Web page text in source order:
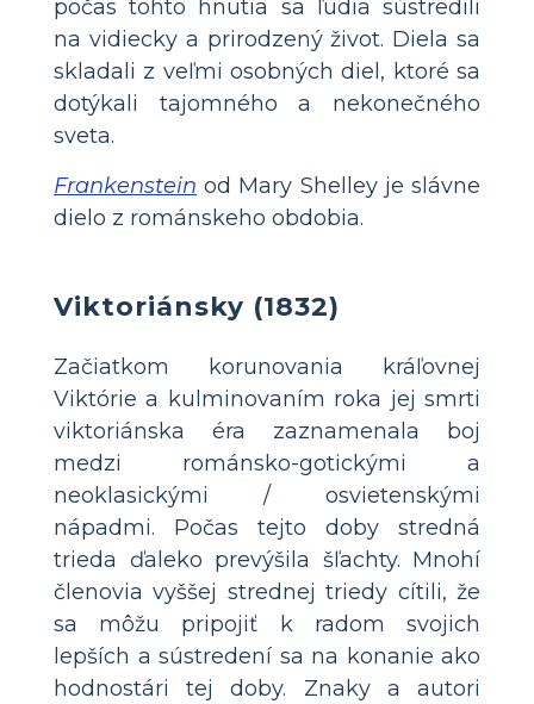
počas tohto hnutia sa ľudia sústredili
na vidiecky a prirodzený život. Diela sa
skladali z veľmi osobných diel, ktoré sa
dotýkali tajomného a nekonečného
sveta.
Frankenstein od Mary Shelley je slávne
dielo z románskeho obdobia.
Viktoriánsky (1832)
Začiatkom korunovania kráľovnej
Viktórie a kulminovaním roka jej smrti
viktoriánska éra zaznamenala boj
medzi románsko-gotickými a
neoklasickými / osvietenskými
nápadmi. Počas tejto doby stredná
trieda ďaleko prevýšila šľachty. Mnohí
členovia vyššej strednej triedy cítili, že
sa môžu pripojiť k radom svojich
lepších a sústredení sa na konanie ako
hodnostári tej doby. Znaky a autori